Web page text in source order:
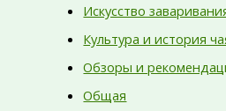
Искусство
Культура и история
Обзоры и
Общая